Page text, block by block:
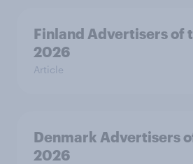
Finland Advertisers of
2026
Article
Denmark Advertisers
2026